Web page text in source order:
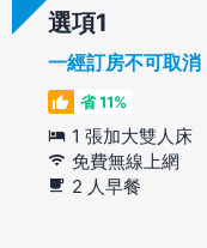
選項
一經訂房不可取消
省 11%
1 張加大雙人床
免費無線上網
2 人早餐